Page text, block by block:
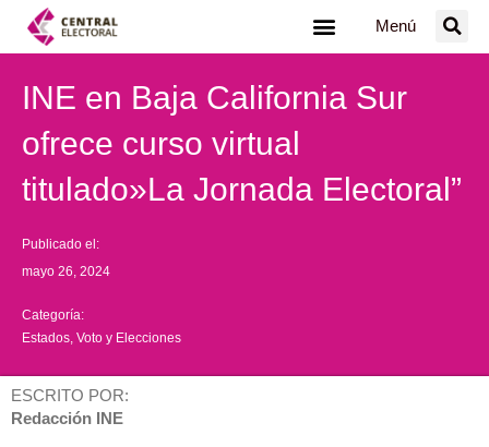
Menú
INE en Baja California Sur
ofrece curso virtual
titulado»La Jornada Electoral”
Publicado el:
mayo 26, 2024
Categoría:
Estados Voto y Elecciones
ESCRITO POR:
Redacción INE